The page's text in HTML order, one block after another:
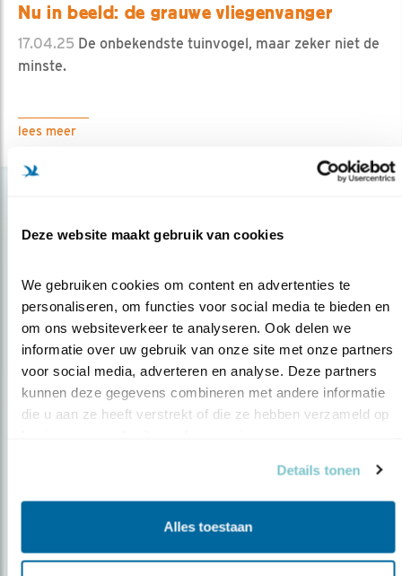
Deze website maakt gebruik van cookies
We gebruiken cookies om content en advertenties te
personaliseren, om functies voor social media te bieden en
om ons websiteverkeer te analyseren. Ook delen we
informatie over uw gebruik van onze site met onze partners
voor social media, adverteren en analyse. Deze partners
kunnen deze gegevens combineren met andere informatie
die u aan ze heeft verstrekt of die ze hebben verzameld op
Details tonen
Alles toestaan
Nu in beeld: de grauwe vliegenvanger
17.04.25 De onbekendste tuinvogel, maar zeker niet de
minste.
lees meer
Op de hoogte blijven?
Meld je aan en ontvang nieuws, inspiratie, acties en tips
over vogels en activiteiten van Vogelbescherming.